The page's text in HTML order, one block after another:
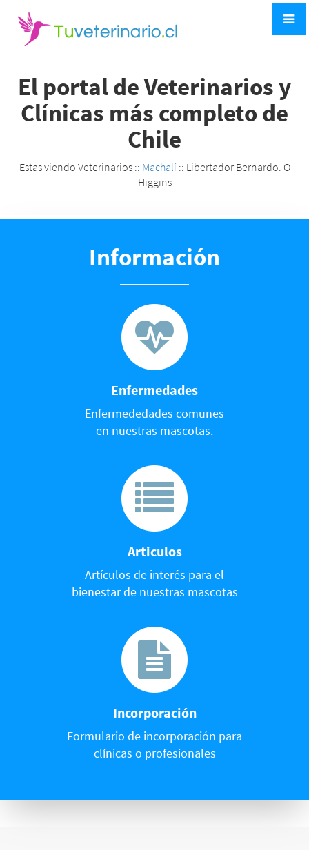
El portal de Veterinarios y
Clínicas más completo de
Chile
Estas viendo Veterinarios :: Machalí :: Libertador Bernardo. O
Higgins
Información
Enfermedades
Enfermededades comunes
en nuestras mascotas.
Articulos
Artículos de interés para el
bienestar de nuestras mascotas
Incorporación
Formulario de incorporación para
clínicas o profesionales